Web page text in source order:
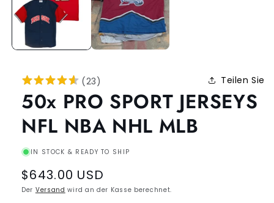
(23) Teilen Sie
50x PRO SPORT JERSEYS
NFL NBA NHL MLB
IN STOCK & READY TO SHIP
Regular
price
$643.00 USD
Der Versand wird an der Kasse berechnet.